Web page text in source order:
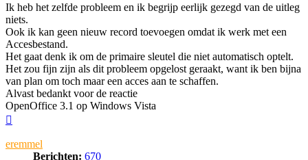
Ik heb het zelfde probleem en ik begrijp eerlijk gezegd van de uitleg
niets.
Ook ik kan geen nieuw record toevoegen omdat ik werk met een
Accesbestand.
Het gaat denk ik om de primaire sleutel die niet automatisch optelt.
Het zou fijn zijn als dit probleem opgelost geraakt, want ik ben bijna
van plan om toch maar een acces aan te schaffen.
Alvast bedankt voor de reactie
OpenOffice 3.1 op Windows Vista
eremmel
Berichten: 670